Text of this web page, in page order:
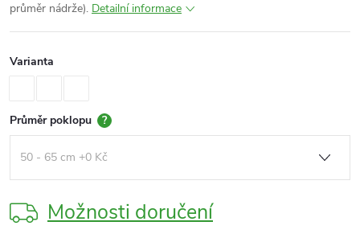
průměr nádrže). Detailní informace
Varianta
Průměr poklopu ?
Možnosti doručení